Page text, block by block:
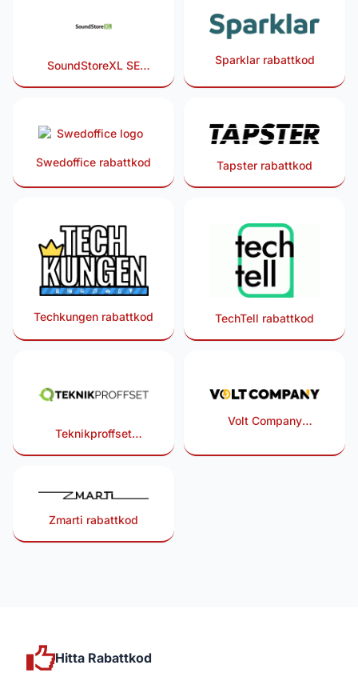
SoundStoreXL SE
Sparklar rabattkod
Swedoffice rabattkod Tapster rabattkod
Techkungen rabattkod TechTell rabattkod
Teknikproffset
Volt Company
Zmarti rabattkod
Hitta Rabattkod